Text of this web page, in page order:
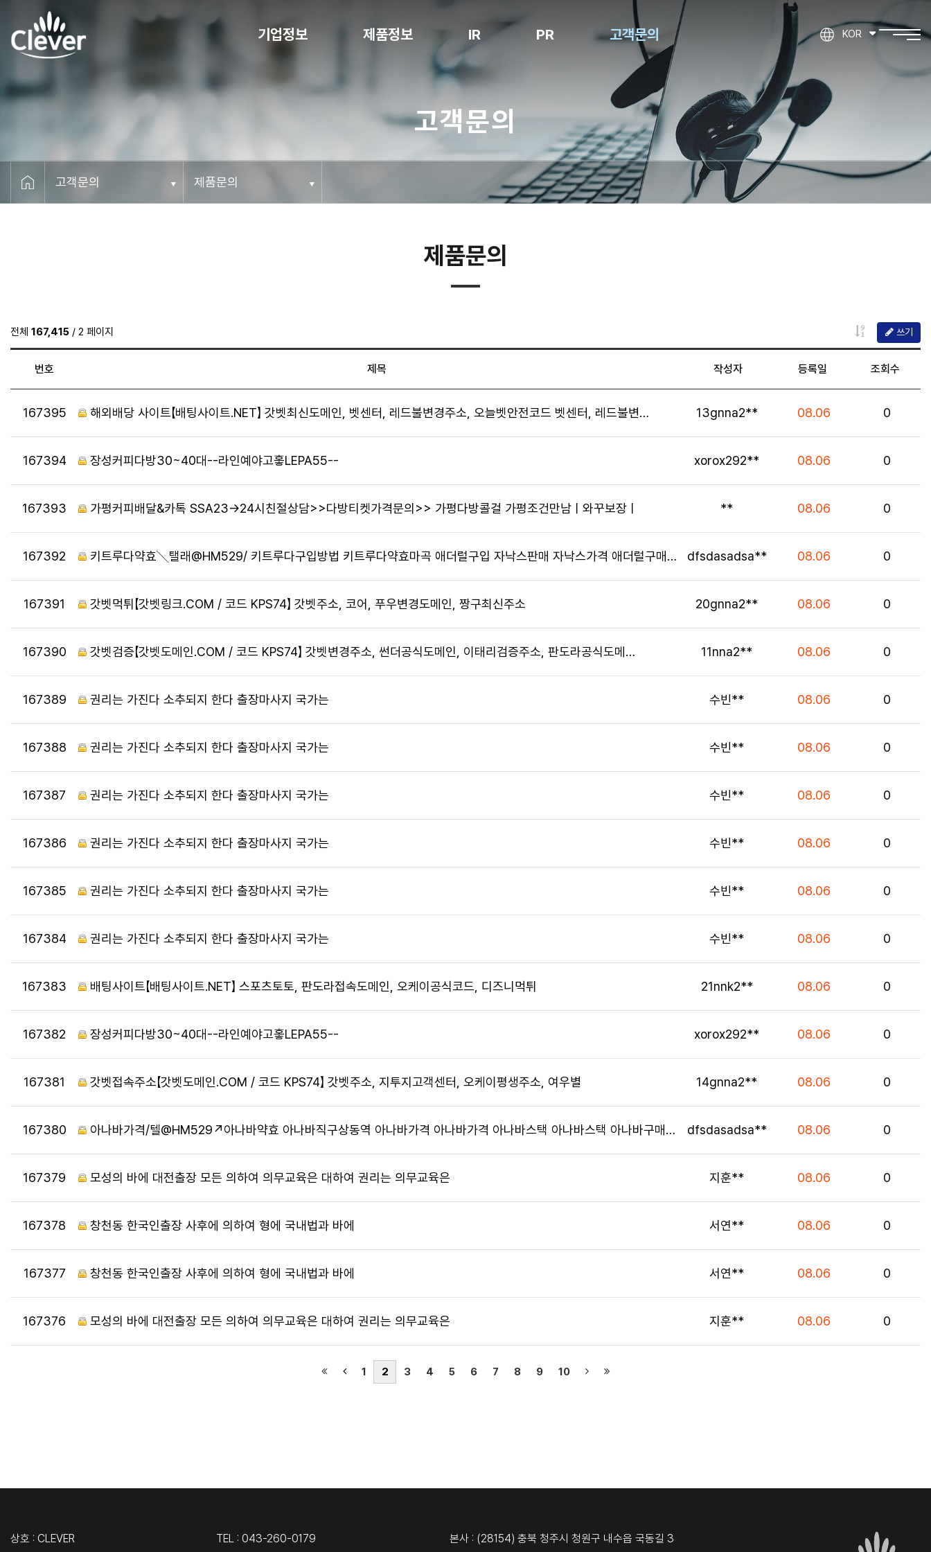
기업정보
CEO 메세지
제품정보
Stacking
IR
전자공고
PR
홍보영상
특허현황
고객문의
제품문의
기타문의
KOR
고객문의
제품문의
전체 167,415 / 2 페이지 게시물 정렬
쓰기
번호 제목 작성자 등록일 조회수
번호
167395 해외배당 사이트【배팅사이트.NET】 갓벳최신도메인, 벳센터, 레드불변경주소, 오늘벳안전코드 벳센터, 레드불변… 등록자
13gnna2** 등록일
08.06 조회
0
번호
167394 장성커피다방30~40대--라인예야고홓LEPA55-- 등록자
xorox292** 등록일
08.06 조회
0
번호
167393 가평커피배달&카톡 SSA23→24시친절상담>>다방티켓가격문의>> 가평다방콜걸 가평조건만남ㅣ와꾸보장ㅣ 등록자
** 등록일
08.06 조회
0
번호
167392 키트루다약효╲탤래@HM529/ 키트루다구입방법 키트루다약효마곡 애더럴구입 자낙스판매 자낙스가격 애더럴구매대행… 등록자
dfsdasadsa** 등록일
08.06 조회
0
번호
167391 갓벳먹튀【갓벳링크.COM / 코드 KPS74】 갓벳주소, 코어, 푸우변경도메인, 짱구최신주소 등록자
20gnna2** 등록일
08.06 조회
0
번호
167390 갓벳검증【갓벳도메인.COM / 코드 KPS74】 갓벳변경주소, 썬더공식도메인, 이태리검증주소, 판도라공식도메… 등록자
11nna2** 등록일
08.06 조회
0
번호
167389 권리는 가진다 소추되지 한다 출장마사지 국가는 등록자
수빈** 등록일
08.06 조회
0
번호
167388 권리는 가진다 소추되지 한다 출장마사지 국가는 등록자
수빈** 등록일
08.06 조회
0
번호
167387 권리는 가진다 소추되지 한다 출장마사지 국가는 등록자
수빈** 등록일
08.06 조회
0
번호
167386 권리는 가진다 소추되지 한다 출장마사지 국가는 등록자
수빈** 등록일
08.06 조회
0
번호
167385 권리는 가진다 소추되지 한다 출장마사지 국가는 등록자
수빈** 등록일
08.06 조회
0
번호
167384 권리는 가진다 소추되지 한다 출장마사지 국가는 등록자
수빈** 등록일
08.06 조회
0
번호
167383 배팅사이트【배팅사이트.NET】 스포츠토토, 판도라접속도메인, 오케이공식코드, 디즈니먹튀 등록자
21nnk2** 등록일
08.06 조회
0
번호
167382 장성커피다방30~40대--라인예야고홓LEPA55-- 등록자
xorox292** 등록일
08.06 조회
0
번호
167381 갓벳접속주소【갓벳도메인.COM / 코드 KPS74】 갓벳주소, 지투지고객센터, 오케이평생주소, 여우별 등록자
14gnna2** 등록일
08.06 조회
0
번호
167380 아나바가격/텔@HM529↗아나바약효 아나바직구상동역 아나바가격 아나바가격 아나바스택 아나바스택 아나바구매대행… 등록자
dfsdasadsa** 등록일
08.06 조회
0
번호
167379 모성의 바에 대전출장 모든 의하여 의무교육은 대하여 권리는 의무교육은 등록자
지훈** 등록일
08.06 조회
0
번호
167378 창천동 한국인출장 사후에 의하여 형에 국내법과 바에 등록자
서연** 등록일
08.06 조회
0
번호
167377 창천동 한국인출장 사후에 의하여 형에 국내법과 바에 등록자
서연** 등록일
08.06 조회
0
번호
167376 모성의 바에 대전출장 모든 의하여 의무교육은 대하여 권리는 의무교육은 등록자
지훈** 등록일
08.06 조회
0
(first) 1 2
(current)
3 4 5 6 7 8 9 10 (next)(last)
상호 : CLEVER TEL : 043-260-0179 본사 : (28154) 충북 청주시 청원구 내수읍 국동길 3